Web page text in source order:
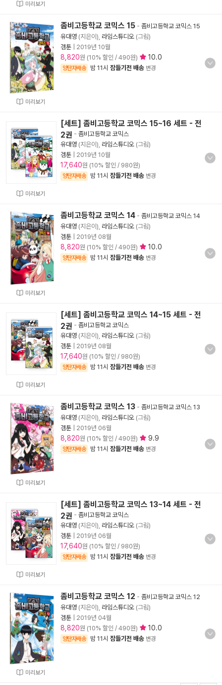
미리보기
미리보기
좀비고등학교 코믹스 15 - 좀비고등학교 코믹스 15
유대영 (지은이), 라임스튜디오 (그림)
겜툰
2019년 10월
8,820원 (10% 할인 / 490원) 10.0
양탄자배송 밤 11시 잠들기전 배송 변경
미리보기
[세트] 좀비고등학교 코믹스 15~16 세트 - 전
2권 - 좀비고등학교 코믹스
유대영 (지은이), 라임스튜디오 (그림)
겜툰
2019년 10월
17,640원 (10% 할인 / 980원)
양탄자배송 밤 11시 잠들기전 배송 변경
미리보기
좀비고등학교 코믹스 14 - 좀비고등학교 코믹스 14
유대영 (지은이), 라임스튜디오 (그림)
겜툰
2019년 08월
8,820원 (10% 할인 / 490원) 10.0
양탄자배송 밤 11시 잠들기전 배송 변경
미리보기
[세트] 좀비고등학교 코믹스 14~15 세트 - 전
2권 - 좀비고등학교 코믹스
유대영 (지은이), 라임스튜디오 (그림)
겜툰
2019년 08월
17,640원 (10% 할인 / 980원)
양탄자배송 밤 11시 잠들기전 배송 변경
미리보기
좀비고등학교 코믹스 13 - 좀비고등학교 코믹스 13
유대영 (지은이), 라임스튜디오 (그림)
겜툰
2019년 06월
8,820원 (10% 할인 / 490원) 9.9
양탄자배송 밤 11시 잠들기전 배송 변경
미리보기
[세트] 좀비고등학교 코믹스 13~14 세트 - 전
2권 - 좀비고등학교 코믹스
유대영 (지은이), 라임스튜디오 (그림)
겜툰
2019년 06월
17,640원 (10% 할인 / 980원)
양탄자배송 밤 11시 잠들기전 배송 변경
미리보기
좀비고등학교 코믹스 12 - 좀비고등학교 코믹스 12
유대영 (지은이), 라임스튜디오 (그림)
겜툰
2019년 04월
8,820원 (10% 할인 / 490원) 10.0
양탄자배송 밤 11시 잠들기전 배송 변경